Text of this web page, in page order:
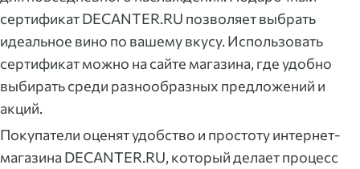
сертификат DECANTER.RU позволяет выбрать
идеальное вино по вашему вкусу. Использовать
сертификат можно на сайте магазина, где удобно
выбирать среди разнообразных предложений и
акций.
Покупатели оценят удобство и простоту интернет-
магазина DECANTER.RU, который делает процесс